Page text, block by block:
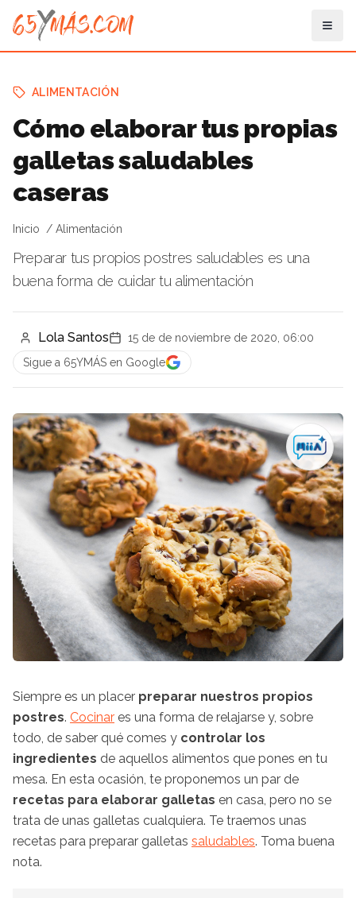
ALIMENTACIÓN
Cómo elaborar tus propias
galletas saludables
caseras
Inicio Alimentación
Preparar tus propios postres saludables es una
buena forma de cuidar tu alimentación
Lola Santos
15 de de noviembre de 2020, 06:00
Sigue a 65YMÁS en Google
Siempre es un placer preparar nuestros propios
postres. Cocinar es una forma de relajarse y, sobre
todo, de saber qué comes y controlar los
ingredientes de aquellos alimentos que pones en tu
mesa. En esta ocasión, te proponemos un par de
recetas para elaborar galletas en casa, pero no se
trata de unas galletas cualquiera. Te traemos unas
recetas para preparar galletas saludables. Toma buena
nota.